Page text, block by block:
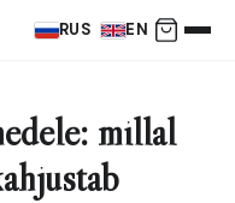
RUS EN
millal